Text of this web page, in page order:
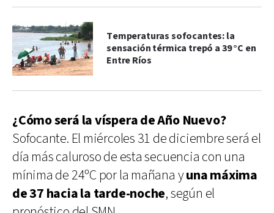
Temperaturas sofocantes: la
sensación térmica trepó a 39 °C en
Entre Ríos
¿Cómo será la víspera de Año Nuevo?
Sofocante. El miércoles 31 de diciembre será el
día más caluroso de esta secuencia con una
mínima de 24ºC por la mañana yuna máxima
de 37 hacia la tarde-noche, según el